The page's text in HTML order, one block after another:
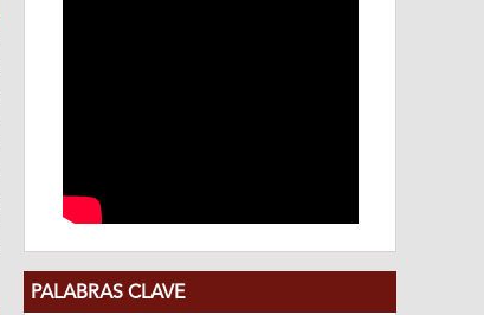
PALABRAS CLAVE